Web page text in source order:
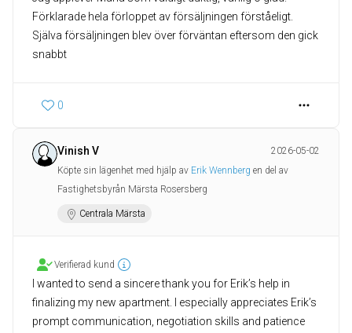
Förklarade hela förloppet av försäljningen förståeligt.
Själva försäljningen blev över förväntan eftersom den gick
snabbt
0
Vinish V
2026-05-02
Köpte sin lägenhet med hjälp av Erik Wennberg en del av
Fastighetsbyrån Märsta Rosersberg
Centrala Märsta
Verifierad kund
I wanted to send a sincere thank you for Erik’s help in
finalizing my new apartment. I especially appreciates Erik’s
prompt communication, negotiation skills and patience